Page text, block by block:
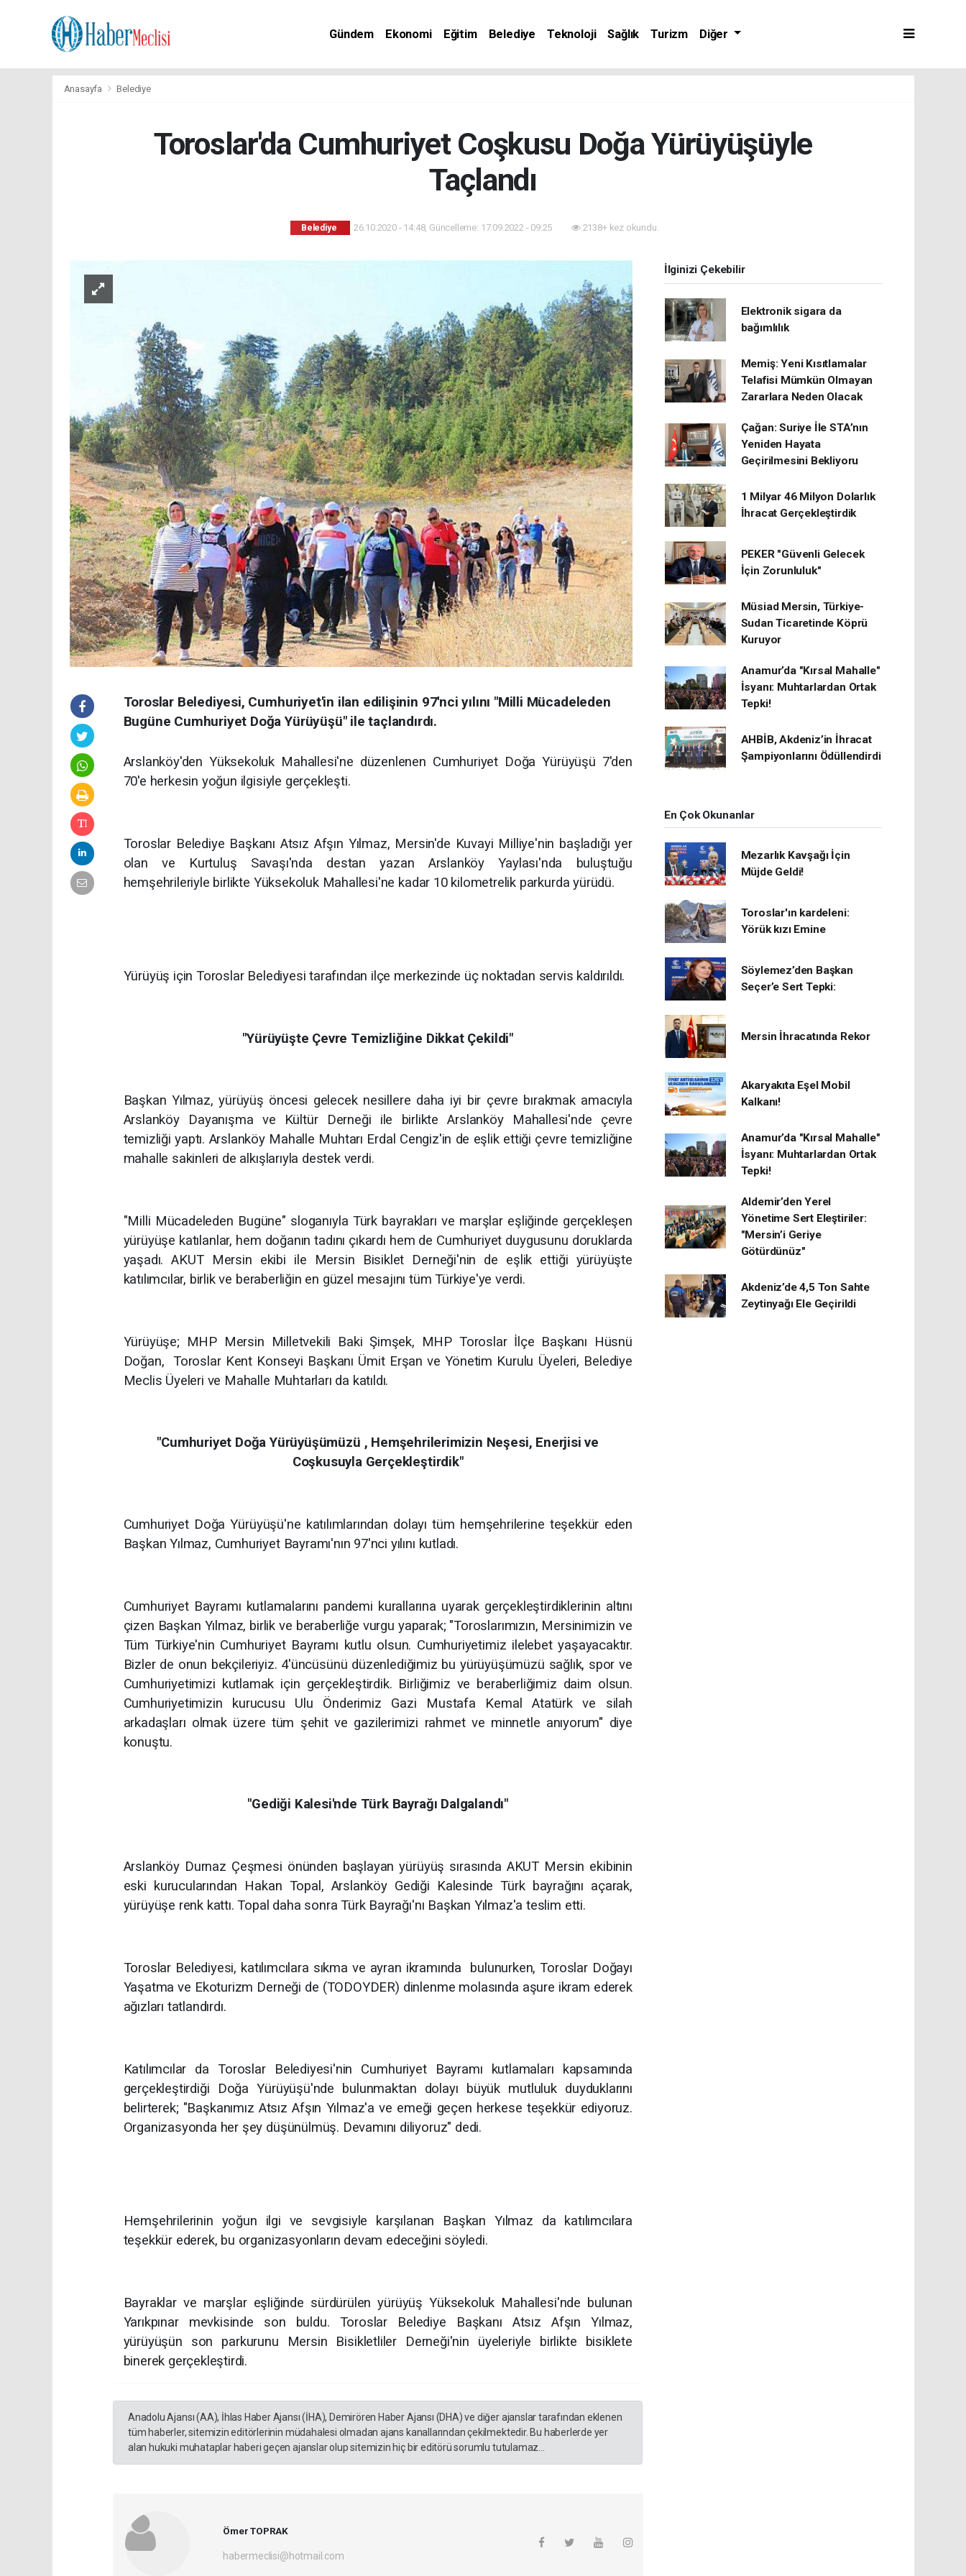
Gündem Ekonomi Eğitim Belediye Teknoloji Sağlık Turizm Diğer
Anasayfa Belediye
Toroslar'da Cumhuriyet Coşkusu Doğa Yürüyüşüyle
Taçlandı
Belediye 26.10.2020 - 14:48, Güncelleme: 17.09.2022 - 09:25 2138+ kez okundu.
Toroslar Belediyesi, Cumhuriyet'in ilan edilişinin 97'nci yılını "Milli Mücadeleden
Bugüne Cumhuriyet Doğa Yürüyüşü" ile taçlandırdı.
Arslanköy'den Yüksekoluk Mahallesi'ne düzenlenen Cumhuriyet Doğa Yürüyüşü 7'den
70'e herkesin yoğun ilgisiyle gerçekleşti.
Toroslar Belediye Başkanı Atsız Afşın Yılmaz, Mersin'de Kuvayi Milliye'nin başladığı yer
olan ve Kurtuluş Savaşı'nda destan yazan Arslanköy Yaylası'nda buluştuğu
hemşehrileriyle birlikte Yüksekoluk Mahallesi'ne kadar 10 kilometrelik parkurda yürüdü.
Yürüyüş için Toroslar Belediyesi tarafından ilçe merkezinde üç noktadan servis kaldırıldı.
"Yürüyüşte Çevre Temizliğine Dikkat Çekildi"
Başkan Yılmaz, yürüyüş öncesi gelecek nesillere daha iyi bir çevre bırakmak amacıyla
Arslanköy Dayanışma ve Kültür Derneği ile birlikte Arslanköy Mahallesi'nde çevre
temizliği yaptı. Arslanköy Mahalle Muhtarı Erdal Cengiz'in de eşlik ettiği çevre temizliğine
mahalle sakinleri de alkışlarıyla destek verdi.
"Milli Mücadeleden Bugüne" sloganıyla Türk bayrakları ve marşlar eşliğinde gerçekleşen
yürüyüşe katılanlar, hem doğanın tadını çıkardı hem de Cumhuriyet duygusunu doruklarda
yaşadı. AKUT Mersin ekibi ile Mersin Bisiklet Derneği'nin de eşlik ettiği yürüyüşte
katılımcılar, birlik ve beraberliğin en güzel mesajını tüm Türkiye'ye verdi.
Yürüyüşe; MHP Mersin Milletvekili Baki Şimşek, MHP Toroslar İlçe Başkanı Hüsnü
Doğan, Toroslar Kent Konseyi Başkanı Ümit Erşan ve Yönetim Kurulu Üyeleri, Belediye
Meclis Üyeleri ve Mahalle Muhtarları da katıldı.
"Cumhuriyet Doğa Yürüyüşümüzü , Hemşehrilerimizin Neşesi, Enerjisi ve
Coşkusuyla Gerçekleştirdik"
Cumhuriyet Doğa Yürüyüşü'ne katılımlarından dolayı tüm hemşehrilerine teşekkür eden
Başkan Yılmaz, Cumhuriyet Bayramı'nın 97'nci yılını kutladı.
Cumhuriyet Bayramı kutlamalarını pandemi kurallarına uyarak gerçekleştirdiklerinin altını
çizen Başkan Yılmaz, birlik ve beraberliğe vurgu yaparak; "Toroslarımızın, Mersinimizin ve
Tüm Türkiye'nin Cumhuriyet Bayramı kutlu olsun. Cumhuriyetimiz ilelebet yaşayacaktır.
Bizler de onun bekçileriyiz. 4'üncüsünü düzenlediğimiz bu yürüyüşümüzü sağlık, spor ve
Cumhuriyetimizi kutlamak için gerçekleştirdik. Birliğimiz ve beraberliğimiz daim olsun.
Cumhuriyetimizin kurucusu Ulu Önderimiz Gazi Mustafa Kemal Atatürk ve silah
arkadaşları olmak üzere tüm şehit ve gazilerimizi rahmet ve minnetle anıyorum" diye
konuştu.
"Gediği Kalesi'nde Türk Bayrağı Dalgalandı"
Arslanköy Durnaz Çeşmesi önünden başlayan yürüyüş sırasında AKUT Mersin ekibinin
eski kurucularından Hakan Topal, Arslanköy Gediği Kalesinde Türk bayrağını açarak,
yürüyüşe renk kattı. Topal daha sonra Türk Bayrağı'nı Başkan Yılmaz'a teslim etti.
Toroslar Belediyesi, katılımcılara sıkma ve ayran ikramında bulunurken, Toroslar Doğayı
Yaşatma ve Ekoturizm Derneği de (TODOYDER) dinlenme molasında aşure ikram ederek
ağızları tatlandırdı.
Katılımcılar da Toroslar Belediyesi'nin Cumhuriyet Bayramı kutlamaları kapsamında
gerçekleştirdiği Doğa Yürüyüşü'nde bulunmaktan dolayı büyük mutluluk duyduklarını
belirterek; "Başkanımız Atsız Afşın Yılmaz'a ve emeği geçen herkese teşekkür ediyoruz.
Organizasyonda her şey düşünülmüş. Devamını diliyoruz" dedi.
Hemşehrilerinin yoğun ilgi ve sevgisiyle karşılanan Başkan Yılmaz da katılımcılara
teşekkür ederek, bu organizasyonların devam edeceğini söyledi.
Bayraklar ve marşlar eşliğinde sürdürülen yürüyüş Yüksekoluk Mahallesi'nde bulunan
Yarıkpınar mevkisinde son buldu. Toroslar Belediye Başkanı Atsız Afşın Yılmaz,
yürüyüşün son parkurunu Mersin Bisikletliler Derneği'nin üyeleriyle birlikte bisiklete
binerek gerçekleştirdi.
Anadolu Ajansı (AA), İhlas Haber Ajansı (İHA), Demirören Haber Ajansı (DHA) ve diğer ajanslar tarafından eklenen
tüm haberler, sitemizin editörlerinin müdahalesi olmadan ajans kanallarından çekilmektedir. Bu haberlerde yer
alan hukuki muhataplar haberi geçen ajanslar olup sitemizin hiç bir editörü sorumlu tutulamaz...
Ömer TOPRAK
habermeclisi@hotmail.com
İlginizi Çekebilir
Elektronik sigara da
bağımlılık
Memiş: Yeni Kısıtlamalar
Telafisi Mümkün Olmayan
Zararlara Neden Olacak
Çağan: Suriye İle STA’nın
Yeniden Hayata
Geçirilmesini Bekliyoru
1 Milyar 46 Milyon Dolarlık
İhracat Gerçekleştirdik
PEKER "Güvenli Gelecek
İçin Zorunluluk"
Müsiad Mersin, Türkiye-
Sudan Ticaretinde Köprü
Kuruyor
Anamur’da "Kırsal Mahalle"
İsyanı: Muhtarlardan Ortak
Tepki!
AHBİB, Akdeniz’in İhracat
Şampiyonlarını Ödüllendirdi
En Çok Okunanlar
Mezarlık Kavşağı İçin
Müjde Geldi!
Toroslar'ın kardeleni:
Yörük kızı Emine
Söylemez’den Başkan
Seçer’e Sert Tepki:
Mersin İhracatında Rekor
​Akaryakıta Eşel Mobil
Kalkanı!
Anamur’da "Kırsal Mahalle"
İsyanı: Muhtarlardan Ortak
Tepki!
Aldemir’den Yerel
Yönetime Sert Eleştiriler:
"Mersin’i Geriye
Götürdünüz"
Akdeniz’de 4,5 Ton Sahte
Zeytinyağı Ele Geçirildi